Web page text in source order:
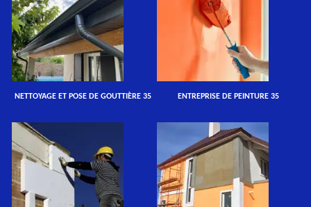
NETTOYAGE ET POSE DE GOUTTIÈRE 35 ENTREPRISE DE PEINTURE 35